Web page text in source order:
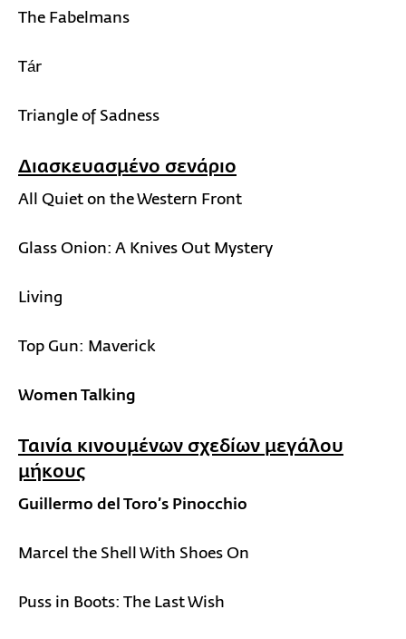
The Fabelmans
Tár
Triangle of Sadness
Διασκευασμένο σενάριο
All Quiet on the Western Front
Glass Onion: A Knives Out Mystery
Living
Top Gun: Maverick
Women Talking
Ταινία κινουμένων σχεδίων μεγάλου
μήκους
Guillermo del Toro’s Pinocchio
Marcel the Shell With Shoes On
Puss in Boots: The Last Wish